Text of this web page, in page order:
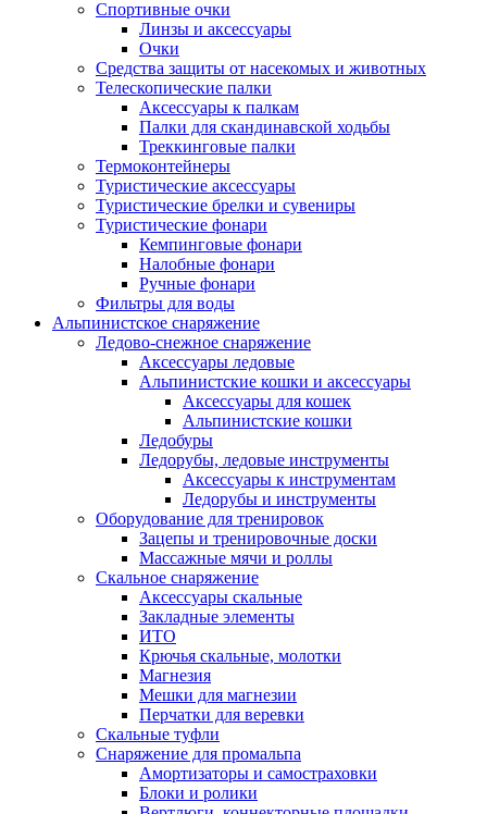
Спортивные очки
Линзы и аксессуары
Очки
Средства защиты от насекомых и животных
Телескопические палки
Аксессуары к палкам
Палки для скандинавской ходьбы
Треккинговые палки
Термоконтейнеры
Туристические аксессуары
Туристические брелки и сувениры
Туристические фонари
Кемпинговые фонари
Налобные фонари
Ручные фонари
Фильтры для воды
Альпинистское снаряжение
Ледово-снежное снаряжение
Аксессуары ледовые
Альпинистские кошки и аксессуары
Аксессуары для кошек
Альпинистские кошки
Ледобуры
Ледорубы, ледовые инструменты
Аксессуары к инструментам
Ледорубы и инструменты
Оборудование для тренировок
Зацепы и тренировочные доски
Массажные мячи и роллы
Скальное снаряжение
Аксессуары скальные
Закладные элементы
ИТО
Крючья скальные, молотки
Магнезия
Мешки для магнезии
Перчатки для веревки
Скальные туфли
Снаряжение для промальпа
Амортизаторы и самостраховки
Блоки и ролики